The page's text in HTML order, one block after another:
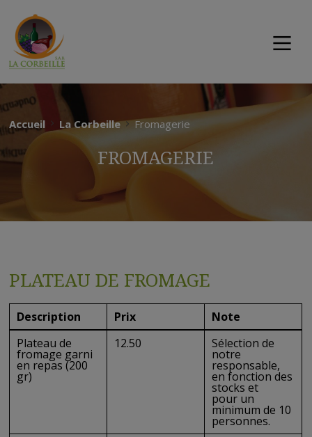
Accueil La Corbeille Fromagerie
FROMAGERIE
PLATEAU DE FROMAGE
Description Prix
Note
Plateau de
fromage garni
en repas (200
gr)
12.50 Sélection de
notre
responsable,
en fonction des
stocks et
pour un
minimum de 10
personnes.